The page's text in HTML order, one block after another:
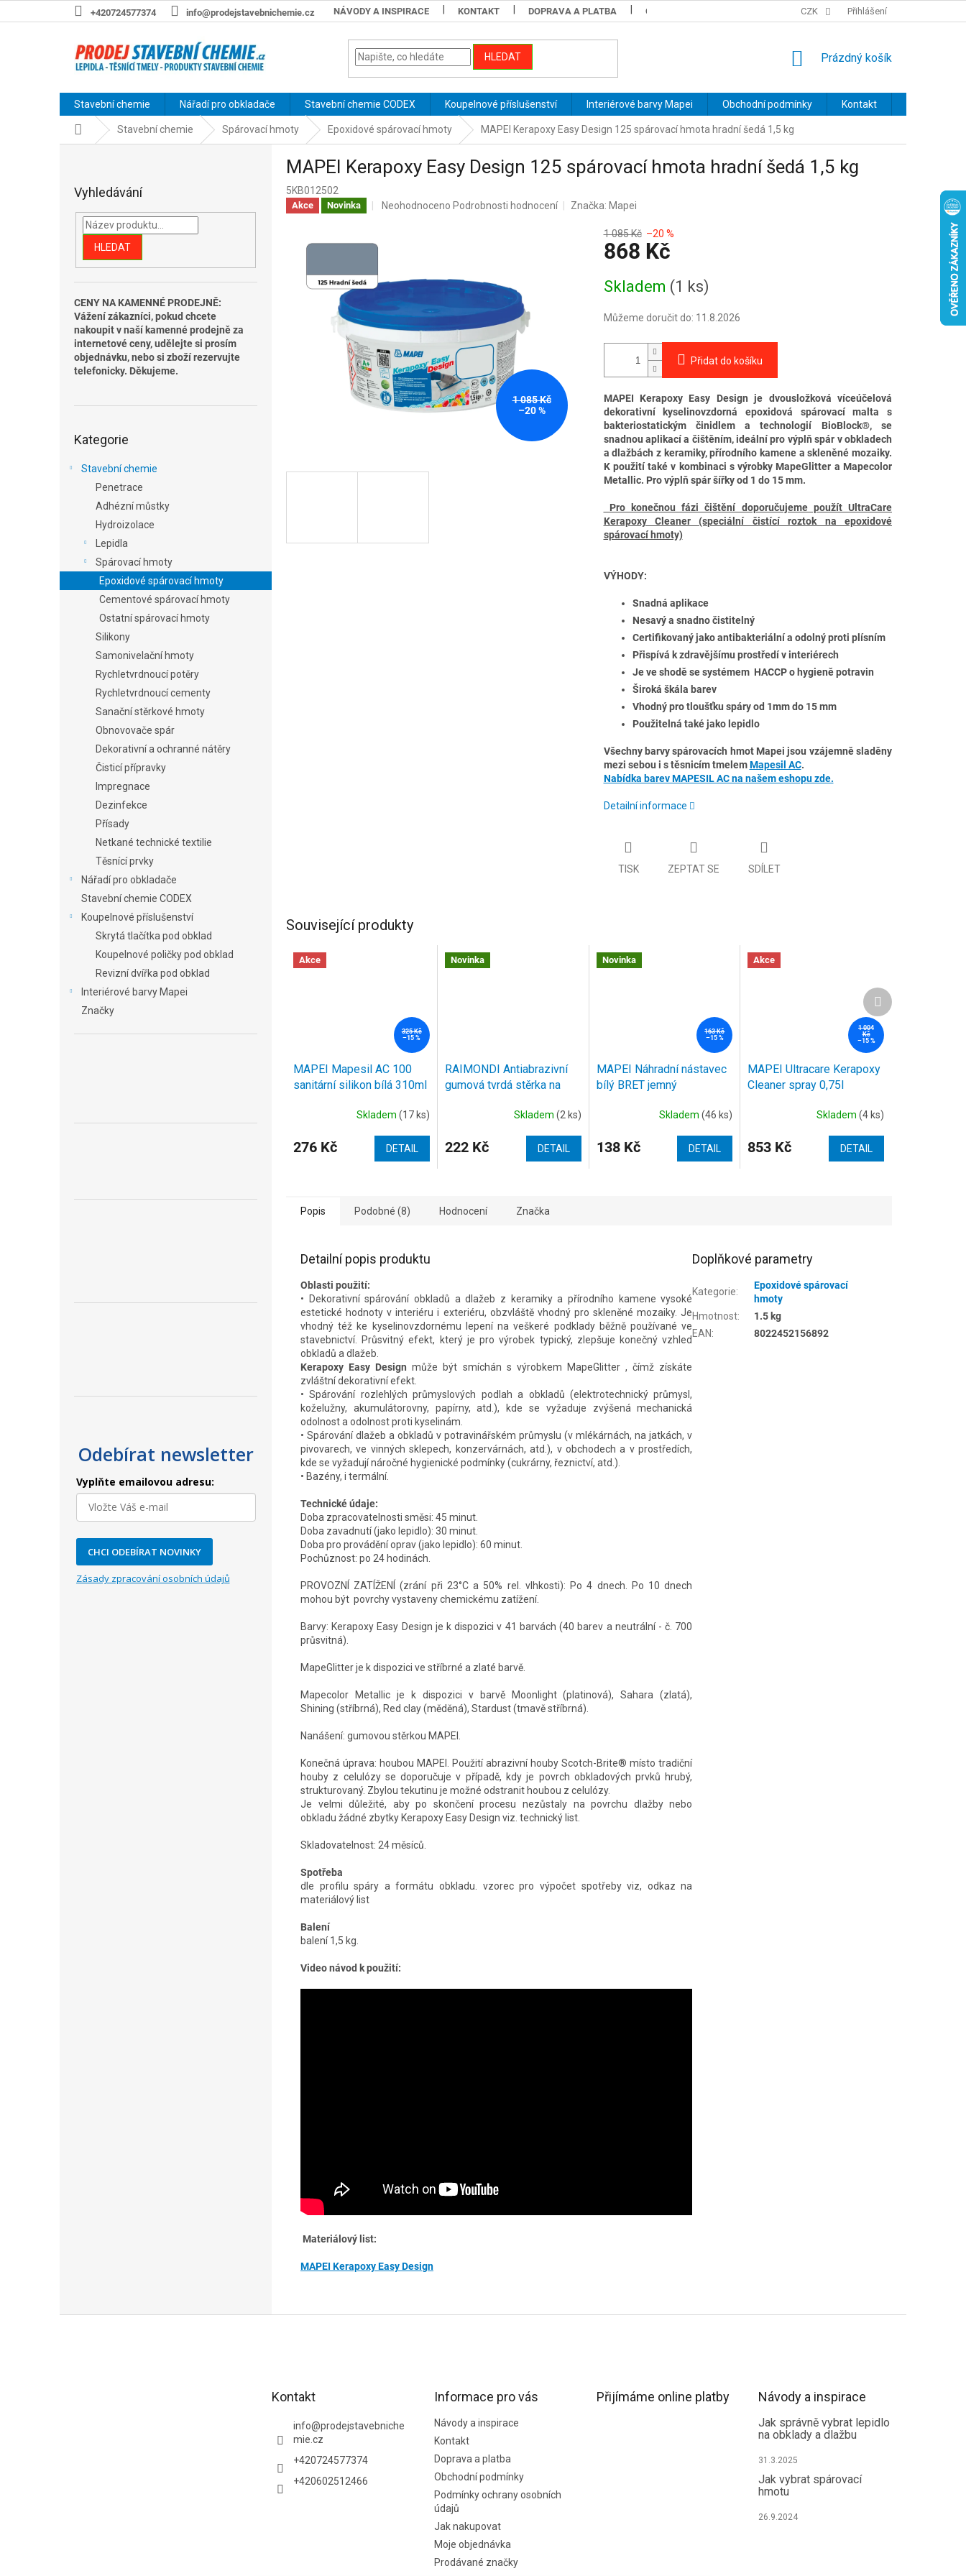
na
+420724577374 info@prodejstavebnichemie.cz NÁVODY A INSPIRACE KONTAKT DOPRAVA A PLATBA OBCHODNÍ PODMÍNKY PODMÍNKY OCHRANY OSOBNÍCH ÚDAJŮ
CZK Přihlášení
HLEDAT
NÁKUPNÍ
Prázdný košík
Stavební chemie Nářadí pro obkladače Stavební chemie CODEX Koupelnové příslušenství Interiérové barvy Mapei Obchodní podmínky Kontakt
Domů Stavební chemie Spárovací hmoty Epoxidové spárovací hmoty MAPEI Kerapoxy Easy Design 125 spárovací hmota hradní šedá 1,5 kg
Vyhledávání
HLEDAT
CENY NA KAMENNÉ PRODEJNĚ:
Vážení zákazníci, pokud chcete
nakoupit v naší kamenné prodejně za
internetové ceny, udělejte si prosím
objednávku, nebo si zboží rezervujte
telefonicky. Děkujeme.
kategorie
Kategorie
Stavební chemie
Penetrace
Adhézní můstky
Hydroizolace
Lepidla
Spárovací hmoty
Epoxidové spárovací hmoty
Cementové spárovací hmoty
Ostatní spárovací hmoty
Silikony
Samonivelační hmoty
Rychletvrdnoucí potěry
Rychletvrdnoucí cementy
Sanační stěrkové hmoty
Obnovovače spár
Dekorativní a ochranné nátěry
Čisticí přípravky
Impregnace
Dezinfekce
Přísady
Netkané technické textilie
Těsnící prvky
Nářadí pro obkladače
Stavební chemie CODEX
Koupelnové příslušenství
Skrytá tlačítka pod obklad
Koupelnové poličky pod obklad
Revizní dvířka pod obklad
Interiérové barvy Mapei
Značky
Odebírat newsletter
Vyplňte emailovou adresu:
CHCI ODEBÍRAT NOVINKY
Zásady zpracování osobních údajů
MAPEI Kerapoxy Easy Design 125 spárovací hmota hradní šedá 1,5 kg
5KB012502
Akce Novinka
Průměrné
5
hvězdiček.
Neohodnoceno Podrobnosti hodnocení Značka: Mapei
1 085 Kč
–20 %
1 085 Kč –20 %
868 Kč
cena:
Skladem (1 ks)
Můžeme doručit do: 11.8.2026
Přidat do košíku
MAPEI Kerapoxy Easy Design je dvousložková víceúčelová
dekorativní kyselinovzdorná epoxidová spárovací malta s
bakteriostatickým činidlem a technologií BioBlock®, se
snadnou aplikací a čištěním, ideální pro výplň spár v obkladech
a dlažbách z keramiky, přírodního kamene a skleněné mozaiky.
K použití také v kombinaci s výrobky MapeGlitter a Mapecolor
Metallic. Pro výplň spár šířky od 1 do 15 mm.
Pro konečnou fázi čištění doporučujeme použít UltraCare
Kerapoxy Cleaner (speciální čistící roztok na epoxidové
spárovací hmoty)
VÝHODY:
Snadná aplikace
Nesavý a snadno čistitelný
Certifikovaný jako antibakteriální a odolný proti plísním
Přispívá k zdravějšímu prostředí v interiérech
Je ve shodě se systémem HACCP o hygieně potravin
Široká škála barev
Vhodný pro tloušťku spáry od 1mm do 15 mm
Použitelná také jako lepidlo
Všechny barvy spárovacích hmot Mapei jsou vzájemně sladěny
mezi sebou i s těsnicím tmelemMapesil AC.
Nabídka barev MAPESIL AC na našem eshopu zde.
Detailní informace
TISK ZEPTAT SE SDÍLET
Související produkty
Akce
325 Kč
–15 %
MAPEI Mapesil AC 100
sanitární silikon bílá 310ml
Skladem (17 ks)
276 Kč DETAIL
Novinka
RAIMONDI Antiabrazivní
gumová tvrdá stěrka na
Skladem (2 ks)
222 Kč DETAIL
Novinka
163 Kč
–15 %
MAPEI Náhradní nástavec
bílý BRET jemný
Skladem(46 ks)
138 Kč DETAIL
Akce
1 004
Kč
–15 %
MAPEI Ultracare Kerapoxy
Cleaner spray 0,75l
Skladem (4 ks)
853 Kč DETAIL
Další
produkt
Popis Podobné (8) Hodnocení Značka
Detailní popis produktu
Oblasti použití:
• Dekorativní spárování obkladů a dlažeb z keramiky a přírodního kamene vysoké
estetické hodnoty v interiéru i exteriéru, obzvláště vhodný pro skleněné mozaiky. Je
vhodný též ke kyselinovzdornému lepení na veškeré podklady běžně používané ve
stavebnictví. Průsvitný efekt, který je pro výrobek typický, zlepšuje konečný vzhled
obkladů a dlažeb.
Kerapoxy Easy Design může být smíchán s výrobkem MapeGlitter , čímž získáte
zvláštní dekorativní efekt.
• Spárování rozlehlých průmyslových podlah a obkladů (elektrotechnický průmysl,
koželužny, akumulátorovny, papírny, atd.), kde se vyžaduje zvýšená mechanická
odolnost a odolnost proti kyselinám.
• Spárování dlažeb a obkladů v potravinářském průmyslu (v mlékárnách, na jatkách, v
pivovarech, ve vinných sklepech, konzervárnách, atd.), v obchodech a v prostředích,
kde se vyžadují náročné hygienické podmínky (cukrárny, řeznictví, atd.).
• Bazény, i termální.
Technické údaje:
Doba zpracovatelnosti směsi: 45 minut.
Doba zavadnutí (jako lepidlo): 30 minut.
Doba pro provádění oprav (jako lepidlo): 60 minut.
Pochůznost: po 24 hodinách.
PROVOZNÍ ZATÍŽENÍ (zrání při 23°C a 50% rel. vlhkosti): Po 4 dnech. Po 10 dnech
mohou být povrchy vystaveny chemickému zatížení.
Barvy: Kerapoxy Easy Design je k dispozici v 41 barvách (40 barev a neutrální - č. 700
průsvitná).
MapeGlitter je k dispozici ve stříbrné a zlaté barvě.
Mapecolor Metallic je k dispozici v barvě Moonlight (platinová), Sahara (zlatá),
Shining (stříbrná), Red clay (měděná), Stardust (tmavě stříbrná).
Nanášení: gumovou stěrkou MAPEI.
Konečná úprava: houbou MAPEI. Použití abrazivní houby Scotch-Brite® místo tradiční
houby z celulózy se doporučuje v případě, kdy je povrch obkladových prvků hrubý,
strukturovaný. Zbylou tekutinu je možné odstranit houbou z celulózy.
Je velmi důležité, aby po skončení procesu nezůstaly na povrchu dlažby nebo
obkladu žádné zbytky Kerapoxy Easy Design viz. technický list.
Skladovatelnost: 24 měsíců.
Spotřeba
dle profilu spáry a formátu obkladu. vzorec pro výpočet spotřeby viz, odkaz na
materiálový list
Balení
balení 1,5 kg.
Video návod k použití:
Materiálový list:
MAPEI Kerapoxy Easy Design
Doplňkové parametry
Kategorie:
Epoxidové spárovací
hmoty
Hmotnost:
1.5 kg
EAN: 8022452156892
Kontakt
info@prodejstavebniche
mie.cz
+420724577374
+420602512466
Informace pro vás
Návody a inspirace
Kontakt
Doprava a platba
Obchodní podmínky
Podmínky ochrany osobních
údajů
Jak nakupovat
Moje objednávka
Prodávané značky
Přijímáme online platby Návody a inspirace
Jak správně vybrat lepidlo
na obklady a dlažbu
31.3.2025
Jak vybrat spárovací
hmotu
26.9.2024